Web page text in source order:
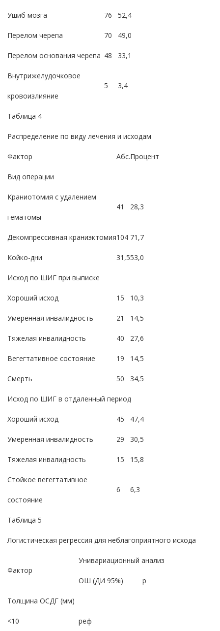
Ушиб мозга 76 52,4
Перелом черепа 70 49,0
Перелом основания черепа 48 33,1
Внутрижелудочковое
кровоизлияние
5 3,4
Таблица 4
Распределение по виду лечения и исходам
Фактор Абс.Процент
Вид операции
Краниотомия с удалением
гематомы
41 28,3
Декомпрессивная краниэктомия104 71,7
Койко-дни 31,553,0
Исход по ШИГ при выписке
Хороший исход 15 10,3
Умеренная инвалидность 21 14,5
Тяжелая инвалидность 40 27,6
Вегегтативное состояние 19 14,5
Смерть 50 34,5
Исход по ШИГ в отдаленный период
Хороший исход 45 47,4
Умеренная инвалидность 29 30,5
Тяжелая инвалидность 15 15,8
Стойкое вегегтативное
состояние
6 6,3
Таблица 5
Логистическая регрессия для неблагоприятного исхода
Фактор
Унивариационный анализ
ОШ (ДИ 95%) р
Толщина ОСДГ (мм)
<10 реф